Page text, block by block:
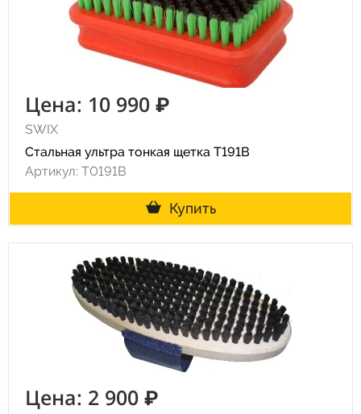
Цена: 10 990 ₽
SWIX
Стальная ультра тонкая щетка T191B
Артикул: T0191B
Купить
Цена: 2 900 ₽